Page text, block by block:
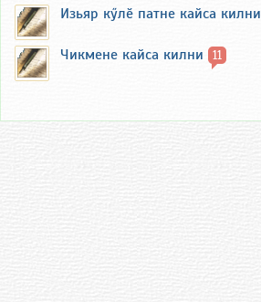
Изьяр кӳлӗ патне кайса килни
Чикмене кайса килни 11